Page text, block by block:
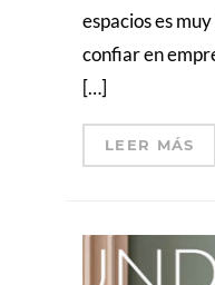
espacios es
confiar en
[…]
LEER MÁS